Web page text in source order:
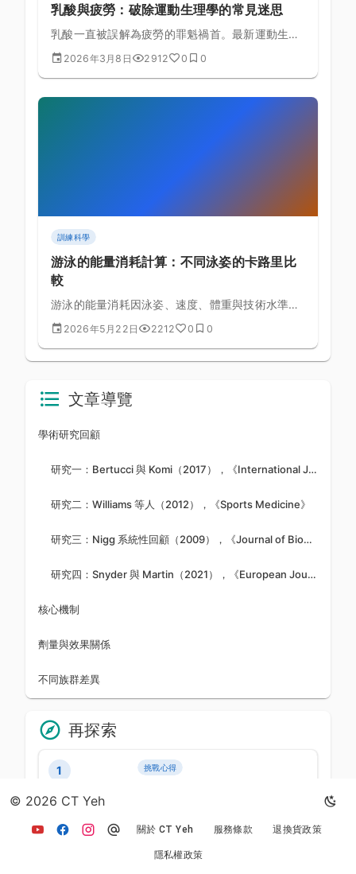
乳酸與疲勞：破除運動生理學的常見迷思
乳酸一直被誤解為疲勞的罪魁禍首。最新運動生理
學研究揭示了乳酸真正的角色和疲勞的真實機制。
2026年3月8日 2912 0 0
訓練科學
游泳的能量消耗計算：不同泳姿的卡路里比
較
游泳的能量消耗因泳姿、速度、體重與技術水準而
有極大差異，坊間「游泳每小時燃燒 500 大卡」
的說法過於簡化。本文以運動生理學公式解析各泳
2026年5月22日 2212 0 0
文章導覽
學術研究回顧
研究一：Bertucci 與 Komi（2017），《International Journal of Sports Physiology and Performance》
研究二：Williams 等人（2012），《Sports Medicine》
研究三：Nigg 系統性回顧（2009），《Journal of Biomechanics》
研究四：Snyder 與 Martin（2021），《European Journal of Applied Physiology》
核心機制
劑量與效果關係
不同族群差異
再探索
1 挑戰心得
2026年3月25日 141 0
© 2026 CT Yeh
關於 CT Yeh 服務條款 退換貨政策
隱私權政策